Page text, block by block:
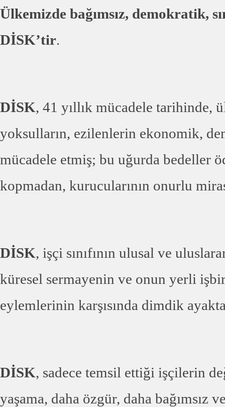
Ülkemizde bağımsız, demokratik,
DİSK’tir.
DİSK, 41 yıllık mücadele tarihinde,
yoksulların, ezilenlerin ekonomik,
mücadele etmiş; bu uğurda bedeller
kopmadan, kurucularının onurlu
DİSK, işçi sınıfının ulusal ve
küresel sermayenin ve onun yerli
eylemlerinin karşısında dimdik
DİSK, sadece temsil ettiği işçilerin
yaşama, daha özgür, daha bağımsız